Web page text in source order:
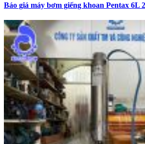
Báo giá máy bơm giếng khoan Pentax 6L